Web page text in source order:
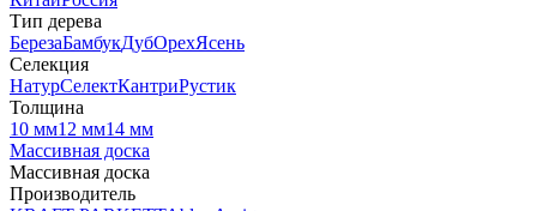
Тип дерева
БерезаБамбукДубОрехЯсень
Селекция
НатурСелектКантриРустик
Толщина
10 мм12 мм14 мм
Массивная доска
Массивная доска
Производитель